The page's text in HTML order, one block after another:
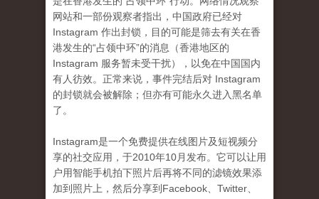
网站和一部份观察者指出，中国政府已经对
Instagram 作出封锁，目的可能是筛去有关在香
港发生的“占领中环”的消息（香港地区的
Instagram 服务暂未受干扰），以免在中国国内
有人彷效。正常来说，事件完结后对 Instagram
的封锁就会被解除；但亦有可能永久进入黑名单
了。
Instagram是一个免费提供在线图片及短视频分
享的社交应用，于2010年10月发布。它可以让用
户用智能手机拍下照片后再将不同的滤镜效果添
加到照片上，然后分享到Facebook、Twitter、